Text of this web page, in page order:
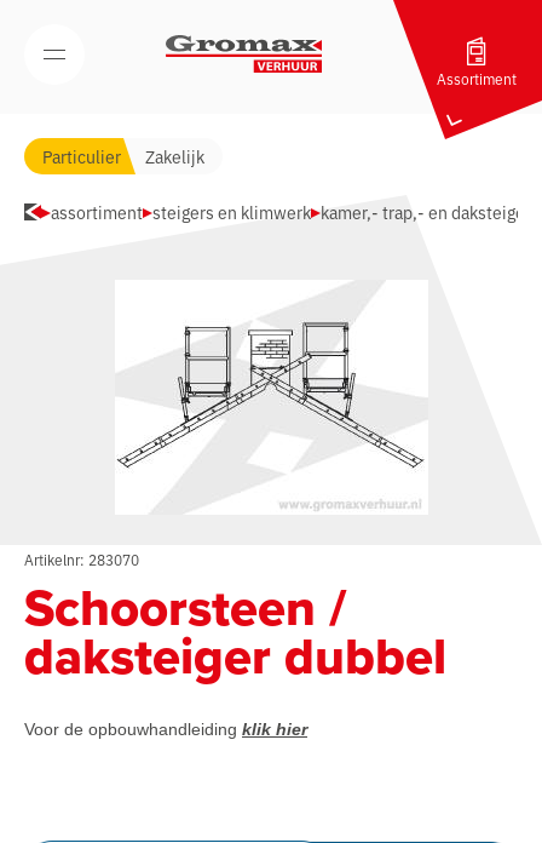
Open/Sluit mobiel menu
Assortiment
Particulier Zakelijk
assortiment steigers en klimwerk kamer,- trap,- en daksteiger
Artikelnr: 283070
Schoorsteen /
daksteiger dubbel
Voor de opbouwhandleiding klik hier